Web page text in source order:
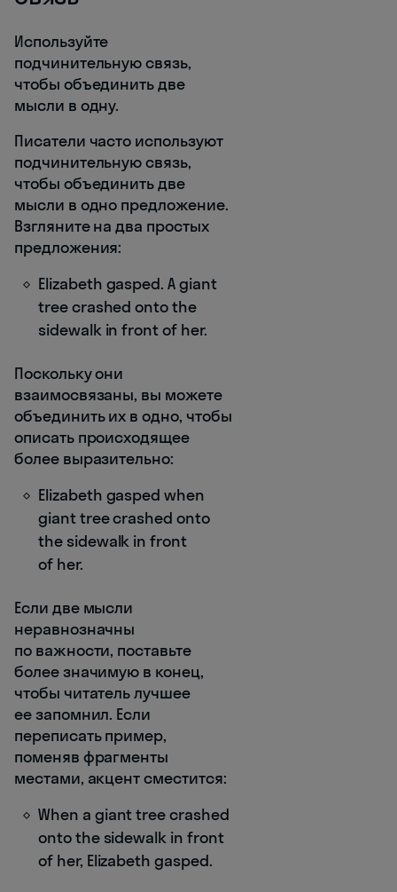
Используйте
подчинительную связь,
чтобы объединить две
мысли в одну.
Писатели часто используют
подчинительную связь,
чтобы объединить две
мысли в одно предложение.
Взгляните на два простых
предложения:
Elizabeth gasped. A giant
tree crashed onto the
sidewalk in front of her.
Поскольку они
взаимосвязаны, вы можете
объединить их в одно, чтобы
описать происходящее
более выразительно:
Elizabeth gasped when
giant tree crashed onto
the sidewalk in front
of her.
Если две мысли
неравнозначны
по важности, поставьте
более значимую в конец,
чтобы читатель лучшее
ее запомнил. Если
переписать пример,
поменяв фрагменты
местами, акцент сместится:
When a giant tree crashed
onto the sidewalk in front
of her, Elizabeth gasped.